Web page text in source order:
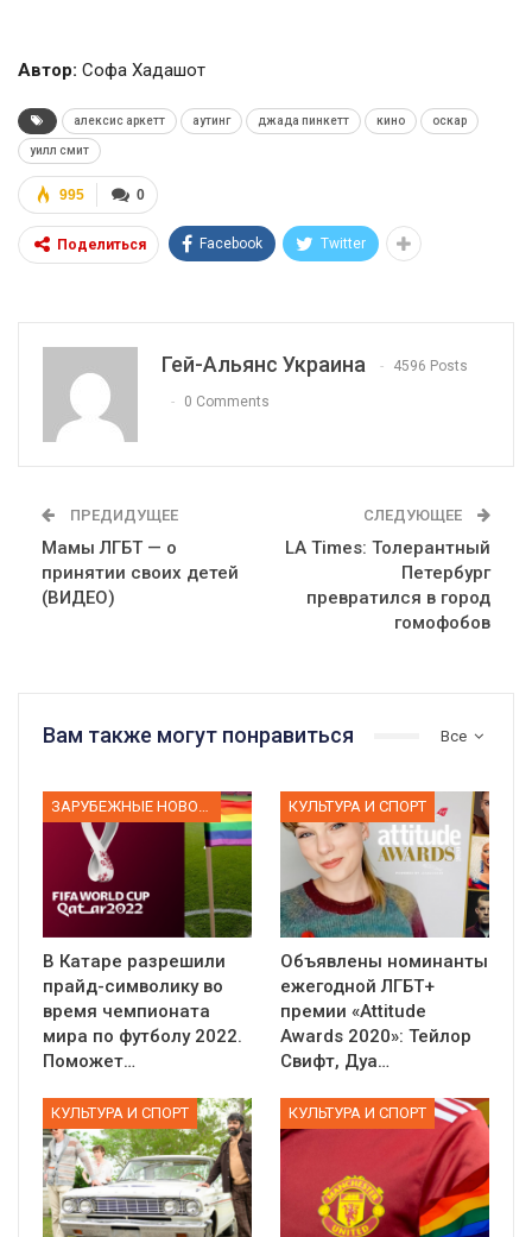
Автор: Софа Хадашот
алексис аркетт аутинг джада пинкетт кино оскар
уилл смит
0
995
Поделиться Facebook Twitter
Гей-Альянс Украина 4596 Posts
0 Comments
ПРЕДИДУЩЕЕ
Мамы ЛГБТ — о
принятии своих детей
(ВИДЕО)
СЛЕДУЮЩЕЕ
LA Times: Толерантный
Петербург
превратился в город
гомофобов
Все
Вам также могут понравиться
В Катаре разрешили
прайд-символику во
время чемпионата
мира по футболу 2022.
Поможет…
КУЛЬТУРА И СПОРТ
Объявлены номинанты
ежегодной ЛГБТ+
премии «Attitude
Awards 2020»: Тейлор
Свифт, Дуа…
КУЛЬТУРА И СПОРТ КУЛЬТУРА И СПОРТ